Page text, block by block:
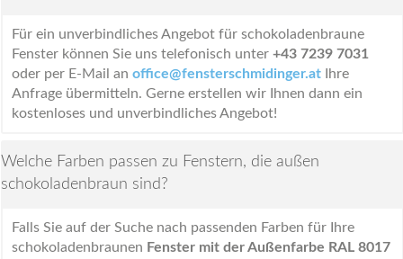
Für ein unverbindliches Angebot für schokoladenbraune
Fenster können Sie uns telefonisch unter +43 7239 7031
oder per E-Mail an office@fensterschmidinger.at Ihre
Anfrage übermitteln. Gerne erstellen wir Ihnen dann ein
kostenloses und unverbindliches Angebot!
Welche Farben passen zu Fenstern, die außen
schokoladenbraun sind?
Falls Sie auf der Suche nach passenden Farben für Ihre
schokoladenbraunen Fenster mit der Außenfarbe RAL 8017